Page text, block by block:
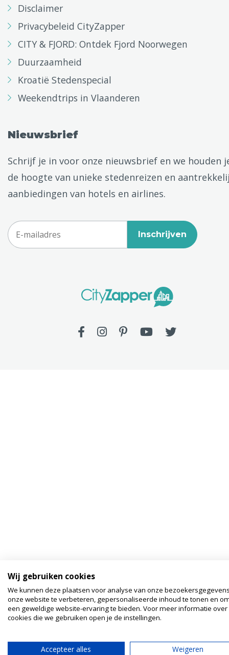
Disclaimer
Privacybeleid CityZapper
CITY & FJORD: Ontdek Fjord Noorwegen
Duurzaamheid
Kroatië Stedenspecial
Weekendtrips in Vlaanderen
Nieuwsbrief
Schrijf je in voor onze nieuwsbrief en we houden
de hoogte van unieke stedenreizen en
aanbiedingen van hotels en airlines.
Inschrijven
Wij gebruiken cookies
We kunnen deze plaatsen voor analyse van onze
onze website te verbeteren, gepersonaliseerde inhoud te tonen en
een geweldige website-ervaring te bieden. Voor meer informatie over
cookies die we gebruiken open je de instellingen.
Accepteer alles Weigeren